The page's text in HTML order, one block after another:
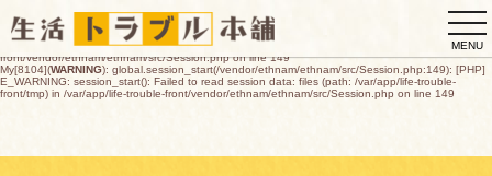
E_WARNING: session_start(): open(/var/app/life-trouble-
front/tmp/sess_69af3b9443cae83c48308145696ccce7dda79695656660c90573dd1a8a31dea7,
O_RDWR) failed: デバイスに空き領域がありません (28) in /var/app/life-trouble-
front/vendor/ethnam/ethnam/src/Session.php on line 149
My[8104](WARNING): global.session_start(/vendor/ethnam/ethnam/src/Session.php:149): [PHP]
E_WARNING: session_start(): Failed to read session data: files (path: /var/app/life-trouble-
front/tmp) in /var/app/life-trouble-front/vendor/ethnam/ethnam/src/Session.php on line 149
MENU